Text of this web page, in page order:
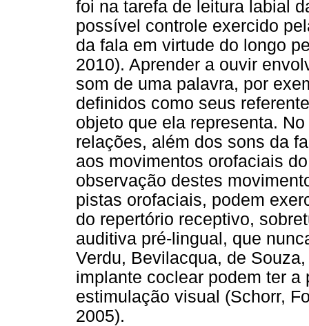
foi na tarefa de leitura labial
possível controle exercido
da fala em virtude do longo
2010). Aprender a ouvir
som de uma palavra, por
definidos como seus
objeto que ela representa.
relações, além dos sons da
aos movimentos orofaciais
observação destes
pistas orofaciais, podem
do repertório receptivo,
auditiva pré-lingual, que
Verdu, Bevilacqua, de
implante coclear podem ter
estimulação visual (Schorr,
2005).